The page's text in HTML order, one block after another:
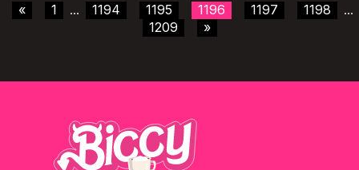
« 1 ... 1194 1195 1196 1197 1198 ...
1209 »